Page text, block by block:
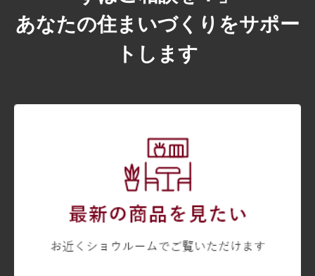
あなたの住まいづくりをサポー
トします